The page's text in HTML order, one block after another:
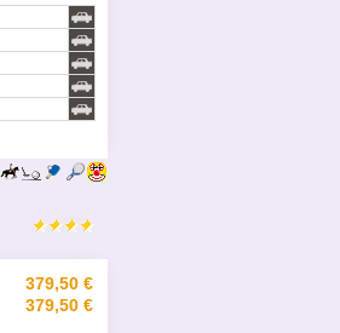
379,50 €
379,50 €